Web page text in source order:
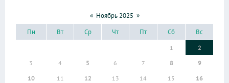
« Ноябрь 2025 »
Пн
Вт Ср Чт Пт Сб Вс
1
2
3
4 5 6 7 8
9
10
11 12 13 14 15
16